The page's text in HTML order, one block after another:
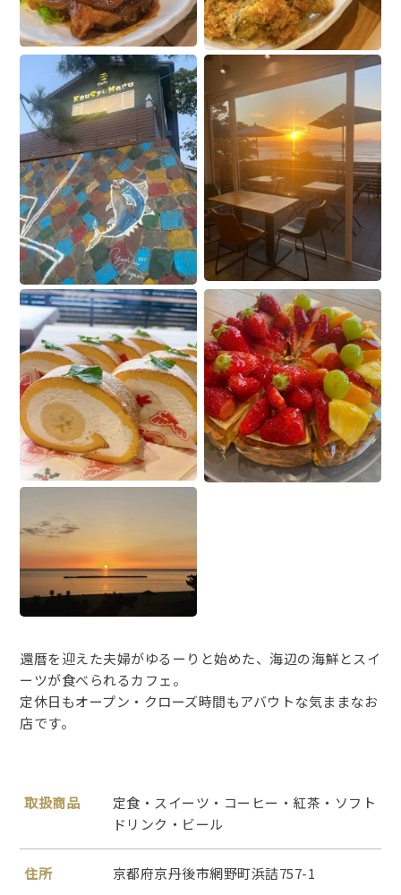
還暦を迎えた夫婦がゆるーりと始めた、海辺の海鮮とスイ
ーツが食べられるカフェ。
定休日もオープン・クローズ時間もアバウトな気ままなお
店です。
取扱商品
定食・スイーツ・コーヒー・紅茶・ソフト
ドリンク・ビール
住所 京都府京丹後市網野町浜詰757-1